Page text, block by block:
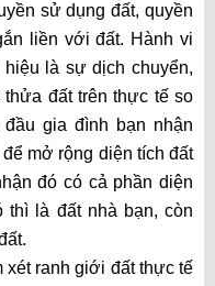
sử dụng đất, quyền
liền với đất. Hành vi
là sự dịch chuyển,
đất trên thực tế so
gia đình bạn nhận
mở rộng diện tích đất
đó có cả phần diện
thì là đất nhà bạn, còn
xét ranh giới đất thực tế